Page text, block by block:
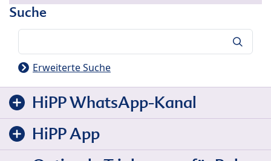
Suche
Erweiterte Suche
HiPP WhatsApp-Kanal
HiPP App